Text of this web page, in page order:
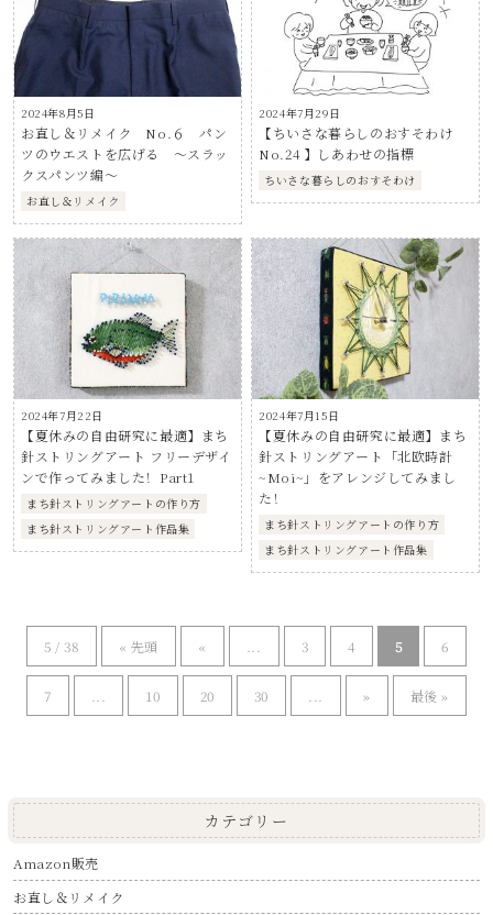
2024年8月5日
お直し＆リメイク No.６ パン
ツのウエストを広げる ～スラッ
クスパンツ編～
お直し＆リメイク
2024年7月29日
【ちいさな暮らしのおすそわけ
No.24 】しあわせの指標
ちいさな暮らしのおすそわけ
2024年7月22日
【夏休みの自由研究に最適】まち
針ストリングアート フリーデザイ
ンで作ってみました！Part1
まち針ストリングアートの作り方
まち針ストリングアート作品集
2024年7月15日
【夏休みの自由研究に最適】まち
針ストリングアート「北欧時計
~Moi~」をアレンジしてみまし
た！
まち針ストリングアートの作り方
まち針ストリングアート作品集
5 / 38 « 先頭 « ... 3 4 5 6
7 10 20 30 » 最後 »
カテゴリー
Amazon販売
お直し＆リメイク